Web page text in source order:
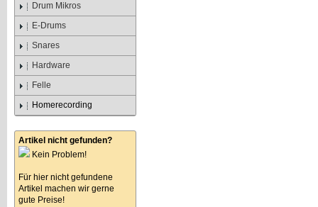
Drum Mikros
E-Drums
Snares
Hardware
Felle
Homerecording
Artikel nicht gefunden?
Kein Problem!
Für hier nicht gefundene
Artikel machen wir gerne
gute Preise!